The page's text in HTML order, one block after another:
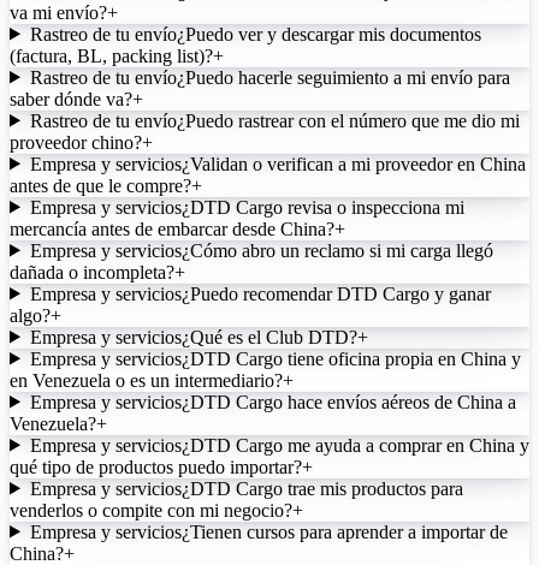
va mi envío?+
Rastreo de tu envío¿Puedo ver y descargar mis documentos
(factura, BL, packing list)?+
Rastreo de tu envío¿Puedo hacerle seguimiento a mi envío para
saber dónde va?+
Rastreo de tu envío¿Puedo rastrear con el número que me dio mi
proveedor chino?+
Empresa y servicios¿Validan o verifican a mi proveedor en China
antes de que le compre?+
Empresa y servicios¿DTD Cargo revisa o inspecciona mi
mercancía antes de embarcar desde China?+
Empresa y servicios¿Cómo abro un reclamo si mi carga llegó
dañada o incompleta?+
Empresa y servicios¿Puedo recomendar DTD Cargo y ganar
algo?+
Empresa y servicios¿Qué es el Club DTD?+
Empresa y servicios¿DTD Cargo tiene oficina propia en China y
en Venezuela o es un intermediario?+
Empresa y servicios¿DTD Cargo hace envíos aéreos de China a
Venezuela?+
Empresa y servicios¿DTD Cargo me ayuda a comprar en China y
qué tipo de productos puedo importar?+
Empresa y servicios¿DTD Cargo trae mis productos para
venderlos o compite con mi negocio?+
Empresa y servicios¿Tienen cursos para aprender a importar de
China?+